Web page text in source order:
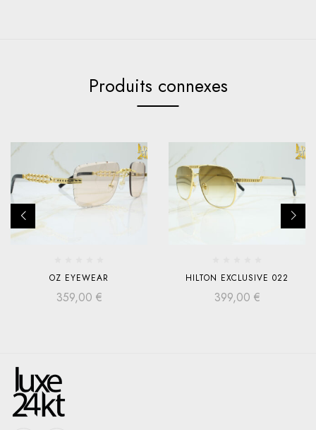
Produits connexes
OZ EYEWEAR
359,00 €
HILTON EXCLUSIVE 022
399,00 €